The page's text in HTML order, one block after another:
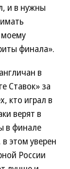
и в нужны
финала».
в
Ставок» за
кто играл в
верят в
в финале
этом уверен
России